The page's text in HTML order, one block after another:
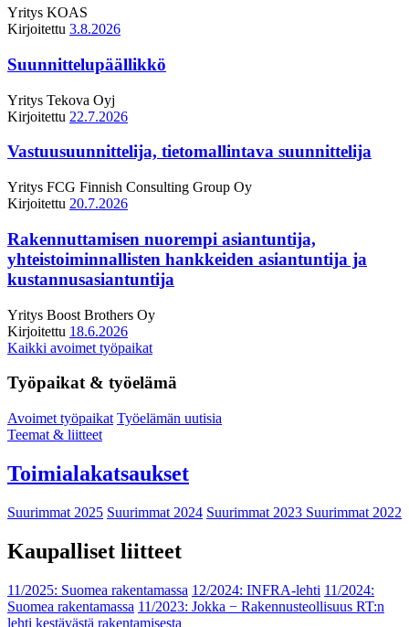
Yritys KOAS
Kirjoitettu 3.8.2026
Suunnittelupäällikkö
Yritys Tekova Oyj
Kirjoitettu 22.7.2026
Vastuusuunnittelija, tietomallintava suunnittelija
Yritys FCG Finnish Consulting Group Oy
Kirjoitettu 20.7.2026
Rakennuttamisen nuorempi asiantuntija,
yhteistoiminnallisten hankkeiden asiantuntija ja
kustannusasiantuntija
Yritys Boost Brothers Oy
Kirjoitettu 18.6.2026
Kaikki avoimet työpaikat
Työpaikat & työelämä
Avoimet työpaikat Työelämän uutisia
Teemat & liitteet
Toimialakatsaukset
Suurimmat 2025 Suurimmat 2024 Suurimmat 2023 Suurimmat 2022
Kaupalliset liitteet
11/2025: Suomea rakentamassa 12/2024: INFRA-lehti 11/2024:
Suomea rakentamassa 11/2023: Jokka − Rakennusteollisuus RT:n
lehti kestävästä rakentamisesta